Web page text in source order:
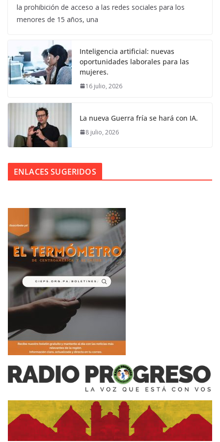
la prohibición de acceso a las redes sociales para los
menores de 15 años, una
Inteligencia artificial: nuevas
oportunidades laborales para las
mujeres.
16 julio, 2026
La nueva Guerra fría se hará con IA.
8 julio, 2026
ENLACES SUGERIDOS